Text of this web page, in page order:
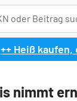
++ Heiß
nimmt